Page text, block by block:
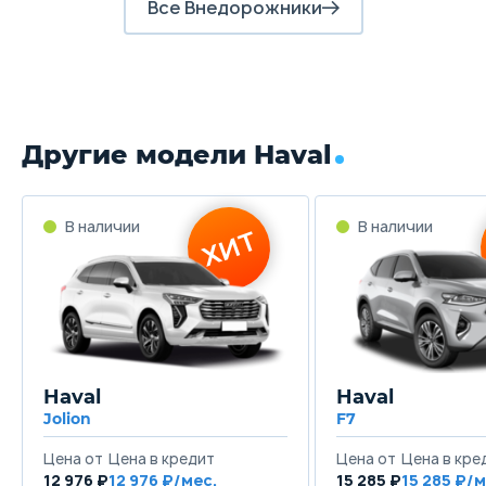
Все Внедорожники
Другие модели Haval
В наличии ХИТ
Haval
Jolion
Цена от
12 976 ₽
Цена в кредит
12 976 ₽/мес.
В наличии
Haval
F7
Цена от
15 285 ₽
Цена в
15 285 ₽/